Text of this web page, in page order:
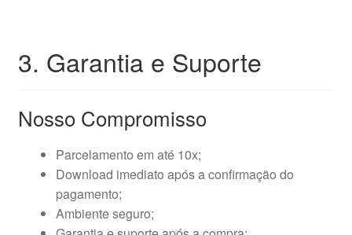
3. Garantia e Suporte
Nosso Compromisso
Parcelamento em até 10x;
Download imediato após a confirmação do
pagamento;
Ambiente seguro;